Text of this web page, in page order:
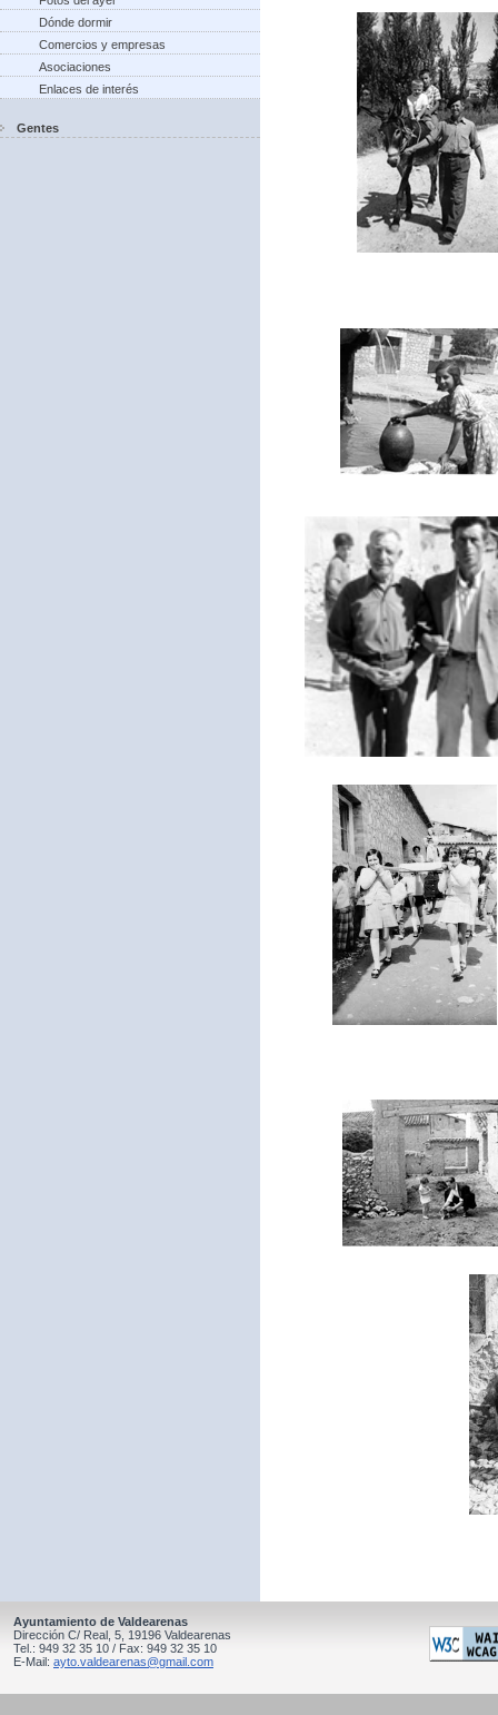
Dónde dormir
Comercios y empresas
Asociaciones
Enlaces de interés
Gentes
Ayuntamiento de Valdearenas
Dirección C/ Real, 5, 19196 Valdearenas
Tel.: 949 32 35 10 / Fax: 949 32 35 10
E-Mail: ayto.valdearenas@gmail.com